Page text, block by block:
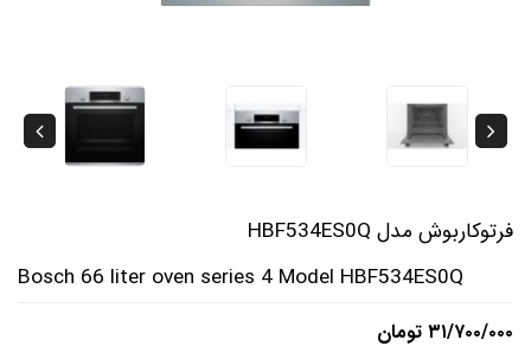
فرتوکاربوش مدل HBF534ES0Q
Bosch 66 liter oven series 4 Model HBF534ES0Q
۳۱/۷۰۰/۰۰۰ تومان